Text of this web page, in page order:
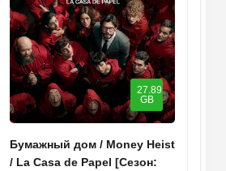
27.89
GB
Бумажный дом / Money Heist
/ La Casa de Papel [Сезон: